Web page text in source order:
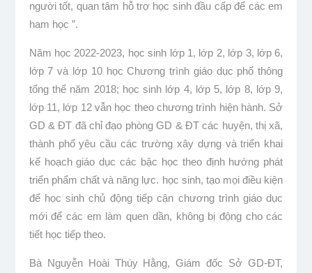
người tốt, quan tâm hỗ trợ học sinh đầu cấp để các em
ham học ”.
Năm học 2022-2023, học sinh lớp 1, lớp 2, lớp 3, lớp 6,
lớp 7 và lớp 10 học Chương trình giáo dục phổ thông
tổng thể năm 2018; học sinh lớp 4, lớp 5, lớp 8, lớp 9,
lớp 11, lớp 12 vẫn học theo chương trình hiện hành. Sở
GD & ĐT đã chỉ đạo phòng GD & ĐT các huyện, thị xã,
thành phố yêu cầu các trường xây dựng và triển khai
kế hoạch giáo dục các bậc học theo định hướng phát
triển phẩm chất và năng lực. học sinh, tạo mọi điều kiện
để học sinh chủ động tiếp cận chương trình giáo dục
mới để các em làm quen dần, không bị động cho các
tiết học tiếp theo.
Bà Nguyễn Hoài Thúy Hằng, Giám đốc Sở GD-ĐT,